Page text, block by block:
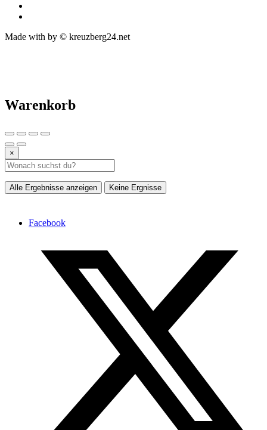
Made with by © kreuzberg24.net
Warenkorb
×
Alle Ergebnisse anzeigen Keine Ergnisse
Facebook